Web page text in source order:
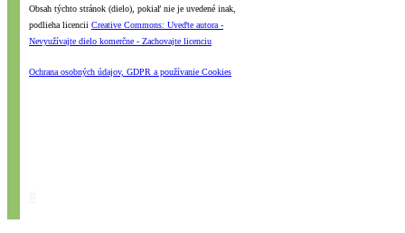
Obsah týchto stránok (dielo), pokiaľ nie je uvedené inak,
podlieha licencii Creative Commons: Uveďte autora -
Nevyužívajte dielo komerčne - Zachovajte licenciu
Ochrana osobných údajov, GDPR a používanie Cookies